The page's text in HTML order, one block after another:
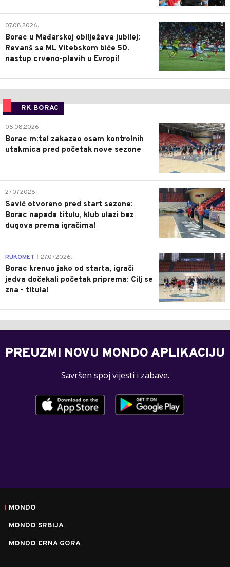
0
07.08.2026.
Borac u Mađarskoj obilježava jubilej:
Revanš sa ML Vitebskom biće 50.
nastup crveno-plavih u Evropi!
RK BORAC
0
05.08.2026.
Borac m:tel zakazao osam kontrolnih
utakmica pred početak nove sezone
0
27.07.2026.
Savić otvoreno pred start sezone:
Borac napada titulu, klub ulazi bez
dugova prema igračima!
0
RUKOMET 27.07.2026.
Borac krenuo jako od starta, igrači
jedva dočekali početak priprema: Cilj se
zna - titula!
PREUZMI NOVU MONDO APLIKACIJU
Savršen spoj vijesti i zabave.
MONDO
MONDO SRBIJA
MONDO CRNA GORA